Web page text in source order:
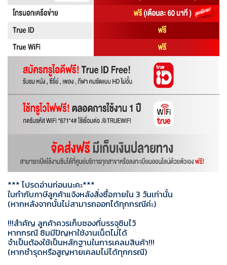
*** โปรดอ่านก่อนนะคะ***
ใบกำกับภาษีลูกค้าแจ้งหลังสั่งซื้อภายใน 3 วันเท่านั้น
(หากหลังจากนั้นไม่สามารถออกได้ทุกกรณีค่ะ)
!!!สำคัญ ลูกค้าควรเก็บซองที่บรรจุซิมไว้
หากกรณี ซิมมีปัญหาใช้งานเน็ตไม่ได้
จำเป็นต้องใช้เป็นหลักฐานในการเคลมสินค้า!!!
(หากชำรุดหรือสูญหายเคลมไม่ได้ทุกกรณี)